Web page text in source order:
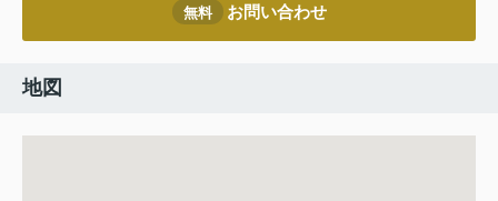
無料 お問い合わせ
地図